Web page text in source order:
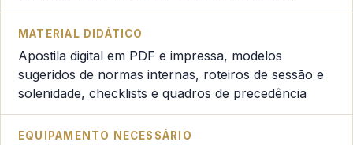
MATERIAL DIDÁTICO
Apostila digital em PDF e impressa, modelos
sugeridos de normas internas, roteiros de sessão e
solenidade, checklists e quadros de precedência
EQUIPAMENTO NECESSÁRIO